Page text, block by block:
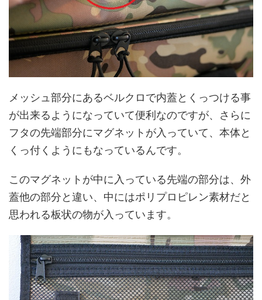
メッシュ部分にあるベルクロで内蓋とくっつける事
が出来るようになっていて便利なのですが、さらに
フタの先端部分にマグネットが入っていて、本体と
くっ付くようにもなっているんです。
このマグネットが中に入っている先端の部分は、外
蓋他の部分と違い、中にはポリプロピレン素材だと
思われる板状の物が入っています。